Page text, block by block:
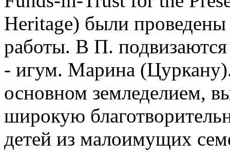
Heritage) были
работы. В П. подвизаются
- игум. Марина
основном земледелием,
широкую
детей из малоимущих